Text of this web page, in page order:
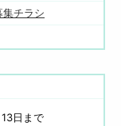
集チラシ
日まで